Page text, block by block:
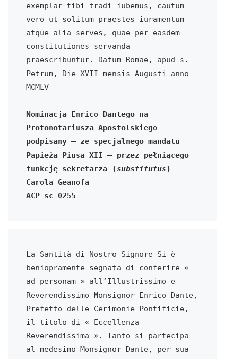
exemplar tibi tradi iubemus, cautum
vero ut solitum praestes iuramentum
atque alia serves, quae per easdem
constitutiones servanda
praescribuntur. Datum Romae, apud s.
Petrum, Die XVII mensis Augusti anno
MCMLV
Nominacja Enrico Dantego na
Protonotariusza Apostolskiego
podpisany – ze specjalnego mandatu
Papieża Piusa XII – przez pełniącego
funkcję sekretarza (substitutus)
Carola Geanofa
ACP sc 0255
La Santità di Nostro Signore Si è
beniopramente segnata di conferire «
ad personam » all’Illustrissimo e
Reverendissimo Monsignor Enrico Dante,
Prefetto delle Cerimonie Pontificie,
il titolo di « Eccellenza
Reverendissima ». Tanto si partecipa
al medesimo Monsignor Dante, per sua